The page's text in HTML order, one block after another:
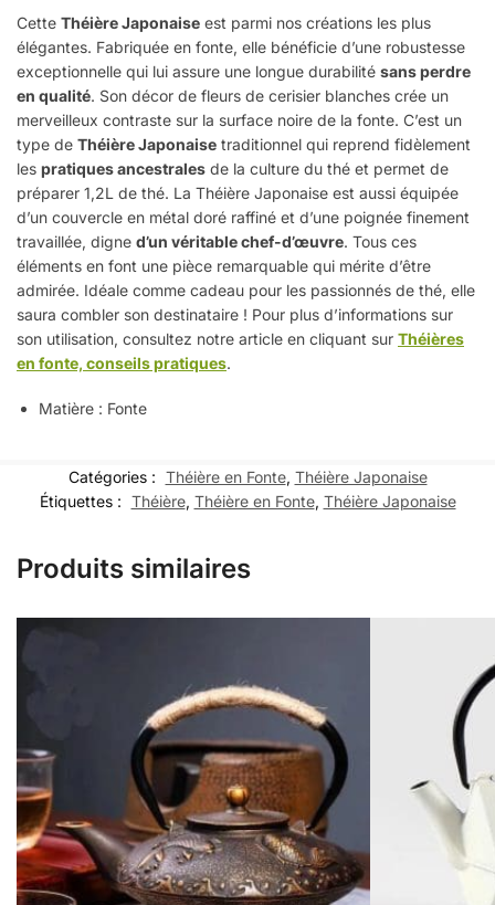
Cette Théière Japonaise est parmi nos créations les plus
élégantes. Fabriquée en fonte, elle bénéficie d’une robustesse
exceptionnelle qui lui assure une longue durabilité sans perdre
en qualité. Son décor de fleurs de cerisier blanches crée un
merveilleux contraste sur la surface noire de la fonte. C’est un
type de Théière Japonaise traditionnel qui reprend fidèlement
les pratiques ancestrales de la culture du thé et permet de
préparer 1,2L de thé. La Théière Japonaise est aussi équipée
d’un couvercle en métal doré raffiné et d’une poignée finement
travaillée, digne d’un véritable chef-d’œuvre. Tous ces
éléments en font une pièce remarquable qui mérite d’être
admirée. Idéale comme cadeau pour les passionnés de thé, elle
saura combler son destinataire ! Pour plus d’informations sur
son utilisation, consultez notre article en cliquant sur Théières
en fonte, conseils pratiques.
Matière : Fonte
Catégories : Théière en Fonte, Théière Japonaise
Étiquettes : Théière, Théière en Fonte, Théière Japonaise
Produits similaires